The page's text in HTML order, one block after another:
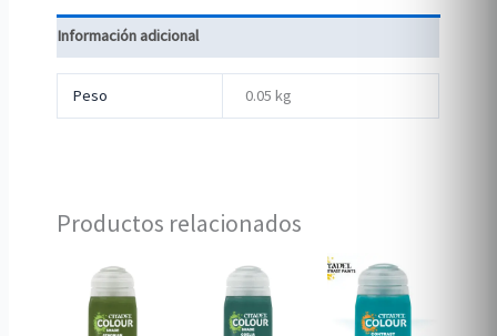
Información adicional
Peso 0.05 kg
Productos relacionados